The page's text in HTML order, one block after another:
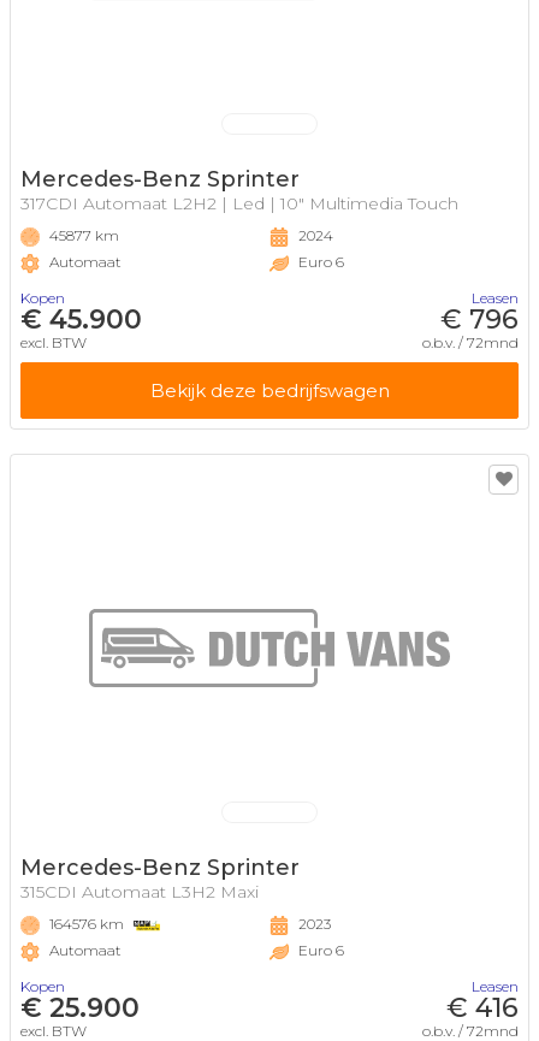
Mercedes-Benz Sprinter
317CDI Automaat L2H2 | Led | 10" Multimedia Touch
45877 km
Automaat
2024
Euro 6
Kopen
€ 45.900
excl. BTW
Leasen
€ 796
o.b.v. / 72mnd
Bekijk deze bedrijfswagen
Mercedes-Benz Sprinter
315CDI Automaat L3H2 Maxi
164576 km
Automaat
2023
Euro 6
Kopen
€ 25.900
excl. BTW
Leasen
€ 416
o.b.v. / 72mnd